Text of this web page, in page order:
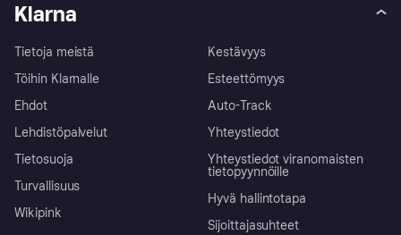
Klarna
Tietoja meistä
Töihin Klarnalle
Ehdot
Lehdistöpalvelut
Tietosuoja
Turvallisuus
Wikipink
Kestävyys
Esteettömyys
Auto-Track
Yhteystiedot
Yhteystiedot viranomaisten
tietopyynnöille
Hyvä hallintotapa
Sijoittajasuhteet